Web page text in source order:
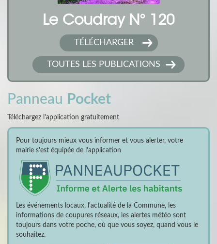
Le Coudray N° 120
TÉLÉCHARGER
TOUTES LES PUBLICATIONS
Panneau Pocket
Téléchargez l'application gratuitement
Pour toujours mieux vous informer et vous alerter, votre
mairie s'est équipée de l'application
Les événements locaux, l'actualité de la Commune, les
informations de coupures réseaux, les alertes météo sont
toujours dans votre poche, où que vous soyez, quand vous le
souhaitez.